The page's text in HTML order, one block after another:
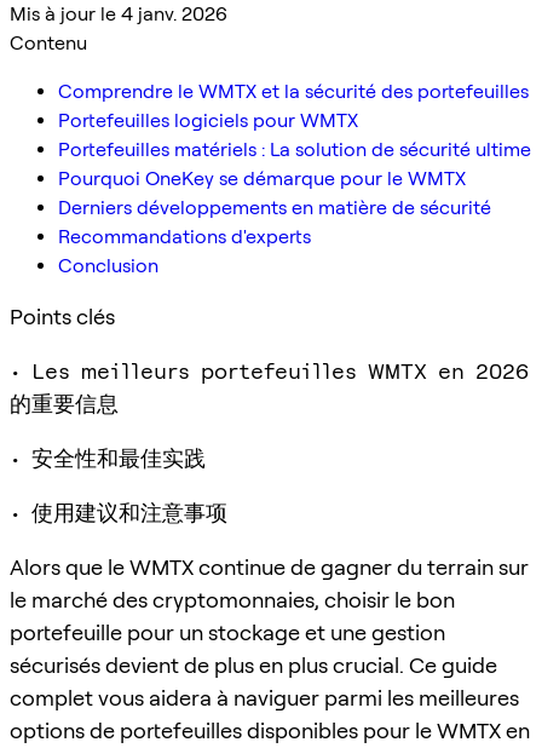
Mis à jour le 4 janv. 2026
Contenu
Comprendre le WMTX et la sécurité des portefeuilles
Portefeuilles logiciels pour WMTX
Portefeuilles matériels : La solution de sécurité ultime
Pourquoi OneKey se démarque pour le WMTX
Derniers développements en matière de sécurité
Recommandations d'experts
Conclusion
Points clés
• Les meilleurs portefeuilles WMTX en 2026
的重要信息
• 安全性和最佳实践
• 使用建议和注意事项
Alors que le WMTX continue de gagner du terrain sur
le marché des cryptomonnaies, choisir le bon
portefeuille pour un stockage et une gestion
sécurisés devient de plus en plus crucial. Ce guide
complet vous aidera à naviguer parmi les meilleures
options de portefeuilles disponibles pour le WMTX en